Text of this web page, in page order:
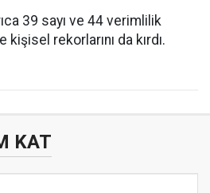
39 sayı ve 44 verimlilik
kişisel rekorlarını da kırdı.
KAT